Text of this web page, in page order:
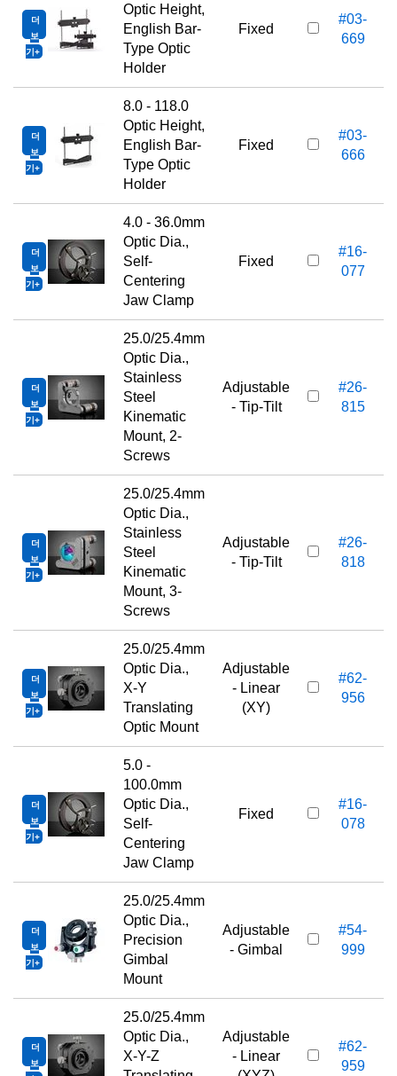
더
보
기
Optic Height,
English Bar-
Type Optic
Holder
Fixed
#03-
669
더
보
기
8.0 - 118.0
Optic Height,
English Bar-
Type Optic
Holder
Fixed
#03-
666
더
보
기
4.0 - 36.0mm
Optic Dia.,
Self-
Centering
Jaw Clamp
Fixed
#16-
077
더
보
기
25.0/25.4mm
Optic Dia.,
Stainless
Steel
Kinematic
Mount, 2-
Screws
Adjustable
- Tip-Tilt
#26-
815
더
보
기
25.0/25.4mm
Optic Dia.,
Stainless
Steel
Kinematic
Mount, 3-
Screws
Adjustable
- Tip-Tilt
#26-
818
더
보
기
25.0/25.4mm
Optic Dia.,
X-Y
Translating
Optic Mount
Adjustable
- Linear
(XY)
#62-
956
더
보
기
5.0 -
100.0mm
Optic Dia.,
Self-
Centering
Jaw Clamp
Fixed
#16-
078
더
보
기
25.0/25.4mm
Optic Dia.,
Precision
Gimbal
Mount
Adjustable
- Gimbal
#54-
999
더
보
25.0/25.4mm
Optic Dia.,
X-Y-Z
Adjustable
- Linear
#62-
959